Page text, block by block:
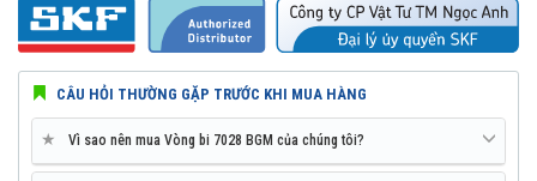
CÂU HỎI THƯỜNG GẶP TRƯỚC KHI MUA HÀNG
★ Vì sao nên mua Vòng bi 7028 BGM của chúng tôi?